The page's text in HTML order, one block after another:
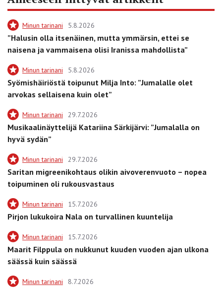
Minun tarinani 5.8.2026
”Halusin olla itsenäinen, mutta ymmärsin, ettei se
naisena ja vammaisena olisi Iranissa mahdollista”
Minun tarinani 5.8.2026
Syömishäiriöstä toipunut Milja Into: ”Jumalalle olet
arvokas sellaisena kuin olet”
Minun tarinani 29.7.2026
Musikaalinäyttelijä Katariina Särkijärvi: ”Jumalalla on
hyvä sydän”
Minun tarinani 29.7.2026
Saritan migreenikohtaus olikin aivoverenvuoto – nopea
toipuminen oli rukousvastaus
Minun tarinani 15.7.2026
Pirjon lukukoira Nala on turvallinen kuuntelija
Minun tarinani 15.7.2026
Maarit Filppula on nukkunut kuuden vuoden ajan ulkona
säässä kuin säässä
Minun tarinani 8.7.2026